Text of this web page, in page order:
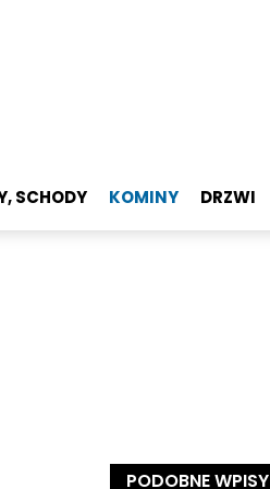
SCHODY KOMINY DRZWI
PODOBNE WPISY